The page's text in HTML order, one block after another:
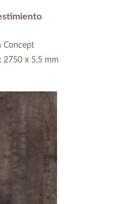
Concept
2750 x 5,5 mm